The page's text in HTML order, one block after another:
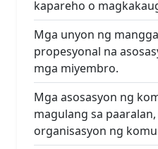
kapareho o
Mga unyon ng
propesyonal na
mga miyembro.
Mga asosasyon ng
magulang sa
organisasyon ng